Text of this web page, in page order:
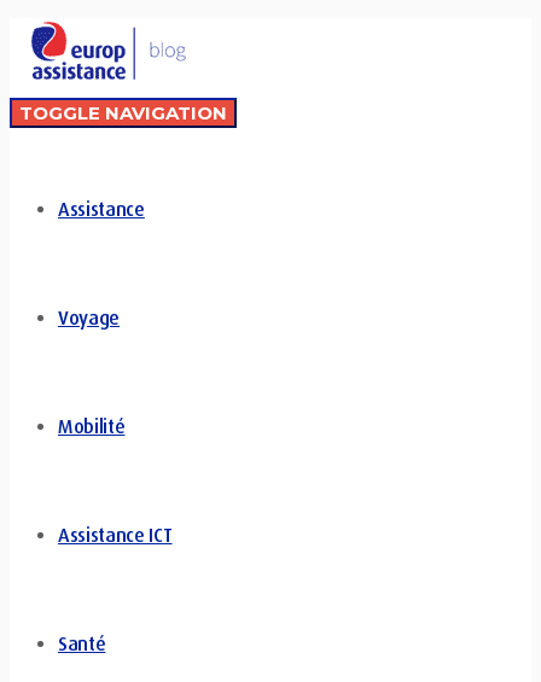
TOGGLE NAVIGATION
Assistance
Voyage
Mobilité
Assistance ICT
Santé